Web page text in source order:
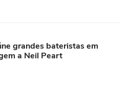
grandes bateristas em
a Neil Peart